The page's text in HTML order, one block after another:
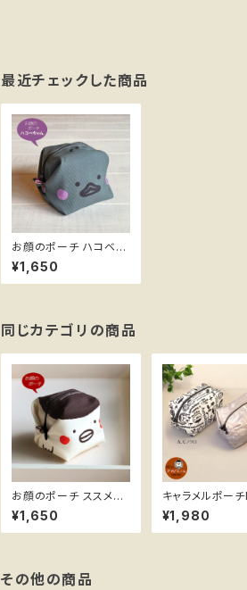
最近チェックした商品
お顔のポーチ ハコベち
ゃん＊キャラメルポーチ
S face
¥1,650
同じカテゴリの商品
お顔のポーチ ススメ隊
長＊キャラメルポーチS
face
¥1,650
キャラメルポーチM
メ隊長＊陽気な
エール
¥1,980
その他の商品